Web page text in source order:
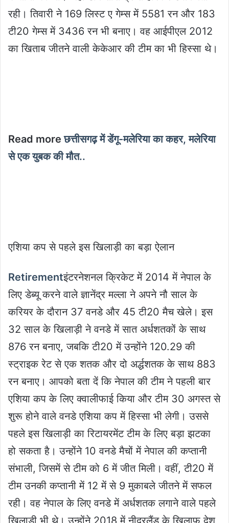
रही। तिवारी ने 169 लिस्ट ए गेम्स में 5581 रन और 183
टी20 गेम्स में 3436 रन भी बनाए। वह आईपीएल 2012
का खिताब जीतने वाली केकेआर की टीम का भी हिस्सा थे।
Read moreछत्तीसगढ़ में डेंगू-मलेरिया का कहर, मलेरिया
से एक युबक की मौत..
एशिया कप से पहले इस खिलाड़ी का बड़ा ऐलान
Retirementइंटरनेशनल क्रिकेट में 2014 में नेपाल के
लिए डेब्यू करने वाले ज्ञानेंद्र मल्ला ने अपने नौ साल के
करियर के दौरान 37 वनडे और 45 टी20 मैच खेले। इस
32 साल के खिलाड़ी ने वनडे में सात अर्धशतकों के साथ
876 रन बनाए, जबकि टी20 में उन्होंने 120.29 की
स्ट्राइक रेट से एक शतक और दो अर्द्धशतक के साथ 883
रन बनाए। आपको बता दें कि नेपाल की टीम ने पहली बार
एशिया कप के लिए क्वालीफाई किया और टीम 30 अगस्त से
शुरू होने वाले वनडे एशिया कप में हिस्सा भी लेगी। उससे
पहले इस खिलाड़ी का रिटायरमेंट टीम के लिए बड़ा झटका
हो सकता है। उन्होंने 10 वनडे मैचों में नेपाल की कप्तानी
संभाली, जिसमें से टीम को 6 में जीत मिली। वहीं, टी20 में
टीम उनकी कप्तानी में 12 में से 9 मुकाबले जीतने में सफल
रही। वह नेपाल के लिए वनडे में अर्धशतक लगाने वाले पहले
खिलाड़ी भी थे। उन्होंने 2018 में नीदरलैंड के खिलाफ देश